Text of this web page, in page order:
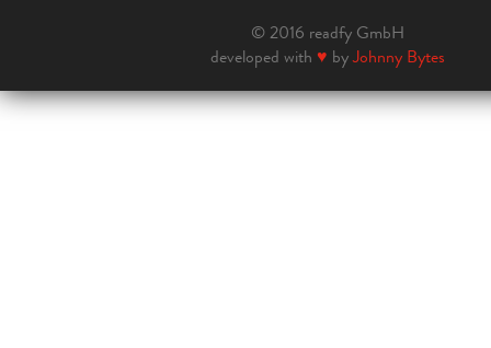
© 2016 readfy GmbH
developed with ♥ byJohnny Bytes